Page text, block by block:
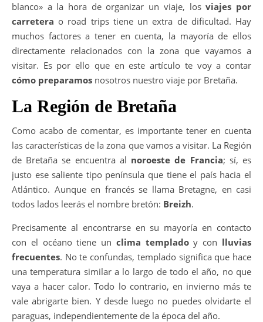
blanco» a la hora de organizar un viaje, losviajes por
carretera o road trips tiene un extra de dificultad. Hay
muchos factores a tener en cuenta, la mayoría de ellos
directamente relacionados con la zona que vayamos a
visitar. Es por ello que en este artículo te voy a contar
cómo preparamos nosotros nuestro viaje por Bretaña.
La Región de Bretaña
Como acabo de comentar, es importante tener en cuenta
las características de la zona que vamos a visitar. La Región
de Bretaña se encuentra al noroeste de Francia; sí, es
justo ese saliente tipo península que tiene el país hacia el
Atlántico. Aunque en francés se llama Bretagne, en casi
todos lados leerás el nombre bretón: Breizh.
Precisamente al encontrarse en su mayoría en contacto
con el océano tiene un clima templadoy con lluvias
frecuentes. No te confundas, templado significa que hace
una temperatura similar a lo largo de todo el año, no que
vaya a hacer calor. Todo lo contrario, en invierno más te
vale abrigarte bien. Y desde luego no puedes olvidarte el
paraguas, independientemente de la época del año.